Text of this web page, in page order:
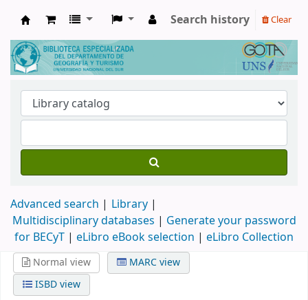
Biblioteca de Geografía y Turismo
Search history Clear
Advanced search
Library
Multidisciplinary databases | Generate your password
for BECyT | eLibro eBook selection | eLibro Collection
Normal view
MARC view
ISBD view